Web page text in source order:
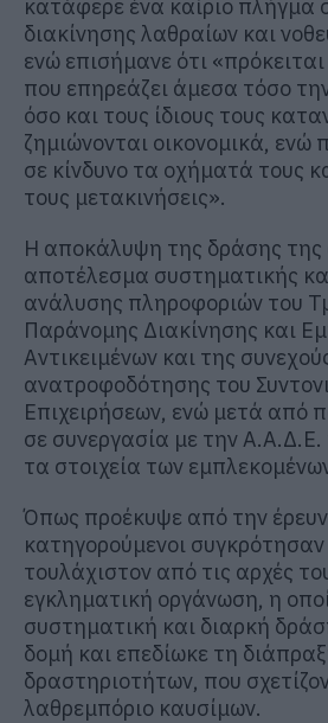
κατάφερε ένα καίριο
διακίνησης λαθραίων και
ενώ επισήμανε ότι
που επηρεάζει άμεσα τόσο
όσο και τους ίδιους τους
ζημιώνονται οικονομικά,
σε κίνδυνο τα οχήματά τους
τους μετακινήσεις».
Η αποκάλυψη της δράσης
αποτέλεσμα συστηματικής
ανάλυσης πληροφοριών του
Παράνομης Διακίνησης και
Αντικειμένων και της
ανατροφοδότησης του
Επιχειρήσεων, ενώ μετά από
σε συνεργασία με την
τα στοιχεία των
Όπως προέκυψε από την
κατηγορούμενοι
τουλάχιστον από τις αρχές
εγκληματική οργάνωση, η
συστηματική και διαρκή
δομή και επεδίωκε τη
δραστηριοτήτων, που
λαθρεμπόριο καυσίμων.